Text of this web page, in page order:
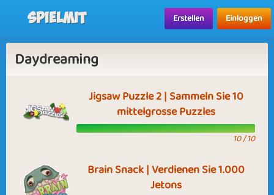
Spielmit Erstellen Einloggen
Daydreaming
Jigsaw Puzzle 2 | Sammeln Sie 10
mittelgrosse Puzzles
10 / 10
Brain Snack | Verdienen Sie 1.000
Jetons